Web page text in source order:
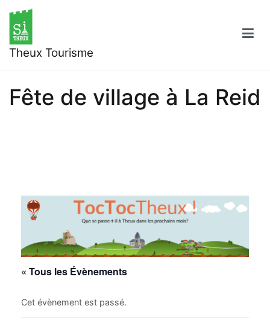
contenu
Theux Tourisme
Fête de village à La Reid
« Tous les Évènements
Cet évènement est passé.